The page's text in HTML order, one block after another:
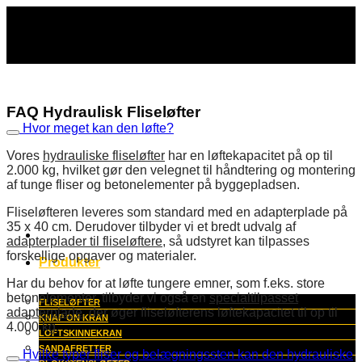
Produkter
FLISELØFTER
KNAP ON KRAN
LOFTSKINNEKRAN
SANDAFRETTER
FAQ Hydraulisk Fliseløfter
Hvor meget kan den løfte?
Vores hydrauliske fliseløfter har en løftekapacitet på op til
2.000 kg, hvilket gør den velegnet til håndtering og montering
af tunge fliser og betonelementer på byggepladsen.
Fliseløfteren leveres som standard med en adapterplade på
35 x 40 cm. Derudover tilbyder vi et bredt udvalg af
adapterplader til fliseløftere, så udstyret kan tilpasses
forskellige opgaver og materialer.
Har du behov for at løfte tungere emner, som f.eks. store
betonelementer, tilbyder vi også enspecialtilpasset
adapterplade, der øger fliseløfterens løftekapacitet til op til
4.000 kg.
Hvilke typer fliser og belægningssten kan den hydrauliske